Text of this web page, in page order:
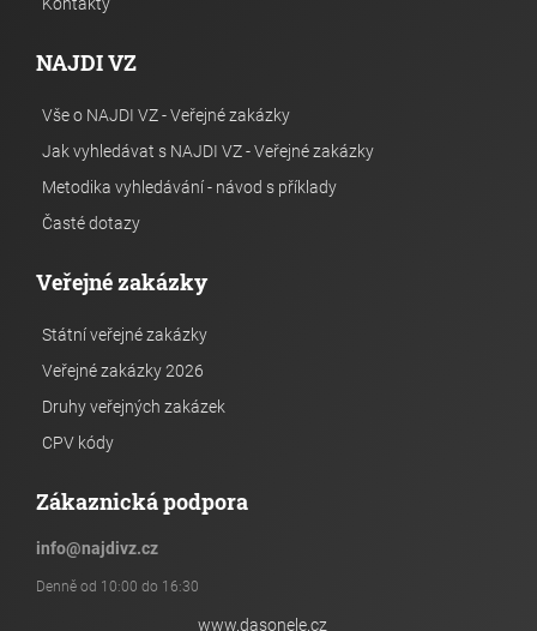
NAJDI VZ
Vše o NAJDI VZ - Veřejné zakázky
Jak vyhledávat s NAJDI VZ - Veřejné zakázky
Metodika vyhledávání - návod s příklady
Časté dotazy
Veřejné zakázky
Státní veřejné zakázky
Veřejné zakázky 2026
Druhy veřejných zakázek
CPV kódy
Zákaznická podpora
info@najdivz.cz
Denně od 10:00 do 16:30
www.dasonele.cz